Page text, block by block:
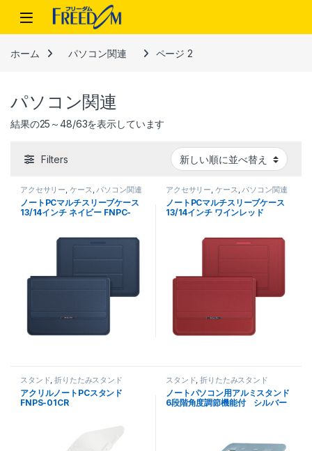
Skip to navigation
Skip to content
ホーム パソコン関連 ページ 2
パソコン関連
結果の25～48/63を表示しています
Filters
アクセサリー, ケース,パソコン関連
ノートPCマルチスリーブケース
13/14インチ ネイビー FNPC-
アクセサリー, ケース,パソコン関連
ノートPCマルチスリーブケース
13/14インチ ワインレッド
スタンド,折りたたみスタンド
アクリルノートPCスタンド
FNPS-01CR
スタンド,折りたたみスタンド
ノートパソコン用アルミスタンド
6段階角度調節機能付 シルバー